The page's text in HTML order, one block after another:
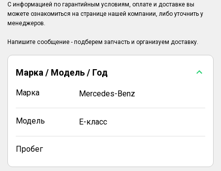
С информацией по гарантийным условиям, оплате и доставке вы
можете ознакомиться на странице нашей компании, либо уточнить у
менеджеров.
Марка / Модель / Год
Марка Mercedes-Benz
Модель E-класс
Пробег